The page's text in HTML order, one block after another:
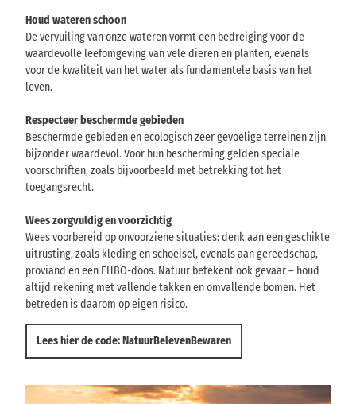
Houd wateren schoon
De vervuiling van onze wateren vormt een bedreiging voor de
waardevolle leefomgeving van vele dieren en planten, evenals
voor de kwaliteit van het water als fundamentele basis van het
leven.
Respecteer beschermde gebieden
Beschermde gebieden en ecologisch zeer gevoelige terreinen zijn
bijzonder waardevol. Voor hun bescherming gelden speciale
voorschriften, zoals bijvoorbeeld met betrekking tot het
toegangsrecht.
Wees zorgvuldig en voorzichtig
Wees voorbereid op onvoorziene situaties: denk aan een geschikte
uitrusting, zoals kleding en schoeisel, evenals aan gereedschap,
proviand en een EHBO-doos. Natuur betekent ook gevaar – houd
altijd rekening met vallende takken en omvallende bomen. Het
betreden is daarom op eigen risico.
Lees hier de code: NatuurBelevenBewaren